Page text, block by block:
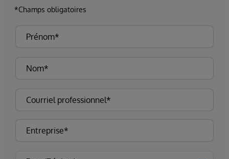
*Champs obligatoires